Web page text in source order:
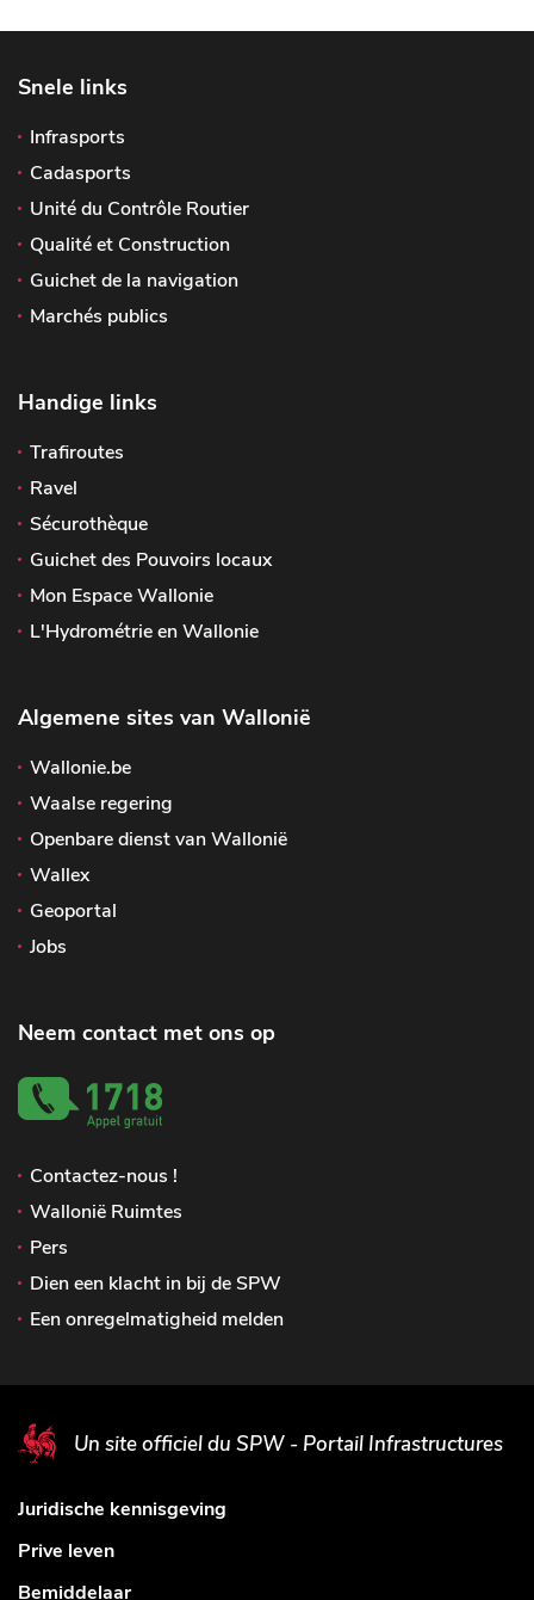
Snele links
Infrasports
Cadasports
Unité du Contrôle Routier
Qualité et Construction
Guichet de la navigation
Marchés publics
Handige links
Trafiroutes
Ravel
Sécurothèque
Guichet des Pouvoirs locaux
Mon Espace Wallonie
L'Hydrométrie en Wallonie
Algemene sites van Wallonië
Wallonie.be
Waalse regering
Openbare dienst van Wallonië
Wallex
Geoportal
Jobs
Neem contact met ons op
Contactez-nous !
Wallonië Ruimtes
Pers
Dien een klacht in bij de SPW
Een onregelmatigheid melden
Un site officiel du SPW - Portail Infrastructures
Juridische kennisgeving
Prive leven
Bemiddelaar